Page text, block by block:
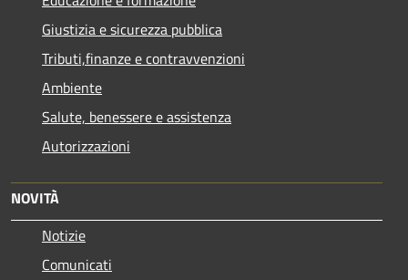
Giustizia e sicurezza pubblica
Tributi,finanze e contravvenzioni
Ambiente
Salute, benessere e assistenza
Autorizzazioni
NOVITÀ
Notizie
Comunicati